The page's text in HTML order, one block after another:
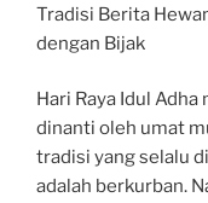
Tradisi Berita
dengan Bijak
Hari Raya Idul
dinanti oleh umat
tradisi yang selalu
adalah berkurban.